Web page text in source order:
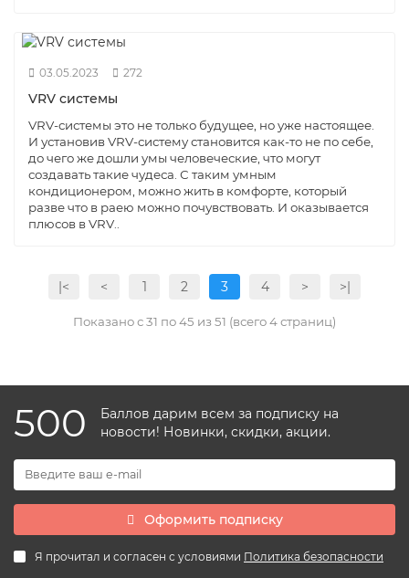
03.05.2023 272
VRV системы
VRV-системы это не только будущее, но уже настоящее.
И установив VRV-систему становится как-то не по себе,
до чего же дошли умы человеческие, что могут
создавать такие чудеса. С таким умным
кондиционером, можно жить в комфорте, который
разве что в раею можно почувствовать. И оказывается
плюсов в VRV..
|< < 1 2 3 4 > >|
Показано с 31 по 45 из 51 (всего 4 страниц)
500
Баллов дарим всем за подписку на
новости! Новинки, скидки, акции.
Оформить подписку
Я прочитал и согласен с условиями Политика безопасности